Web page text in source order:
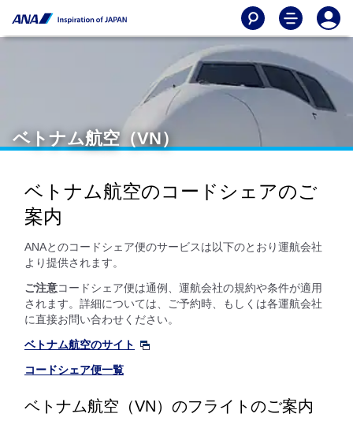
ベトナム航空（VN）
ベトナム航空のコードシェアのご
案内
ANAとのコードシェア便のサービスは以下のとおり運航会社
より提供されます。
ご注意コードシェア便は通例、運航会社の規約や条件が適用
されます。詳細については、ご予約時、もしくは各運航会社
に直接お問い合わせください。
ベトナム航空のサイト
コードシェア便一覧
ベトナム航空（VN）のフライトのご案内